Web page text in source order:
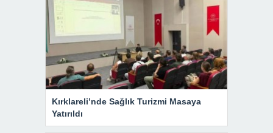
Kırklareli’nde Sağlık Turizmi Masaya
Yatırıldı